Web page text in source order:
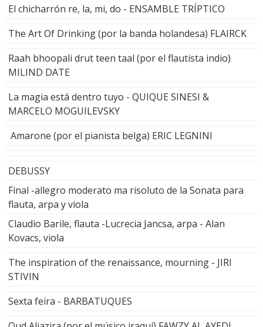
El chicharrón re, la, mi, do - ENSAMBLE TRÍPTICO
The Art Of Drinking (por la banda holandesa) FLAIRCK
Raah bhoopali drut teen taal (por el flautista indio)
MILIND DATE
La magia está dentro tuyo - QUIQUE SINESI &
MARCELO MOGUILEVSKY
Amarone (por el pianista belga) ERIC LEGNINI
DEBUSSY
Final -allegro moderato ma risoluto de la Sonata para
flauta, arpa y viola
Claudio Barile, flauta -Lucrecia Jancsa, arpa - Alan
Kovacs, viola
The inspiration of the renaissance, mourning - JIRI
STIVIN
Sexta feira - BARBATUQUES